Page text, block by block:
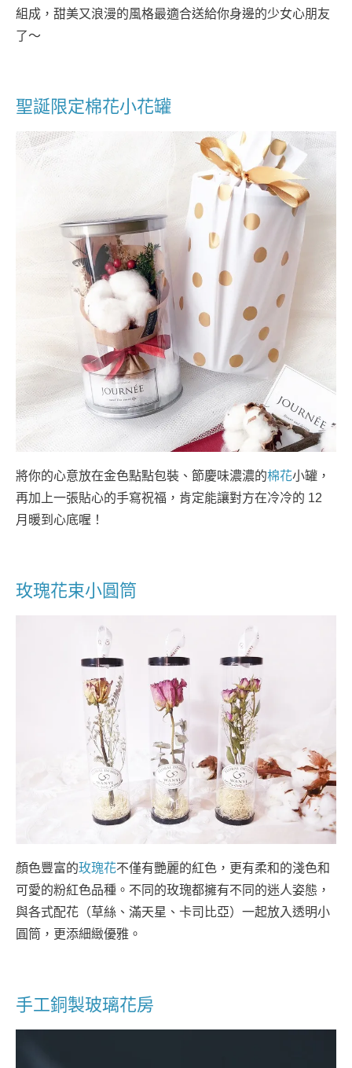
組成，甜美又浪漫的風格最適合送給你身邊的少女心朋友
了～
聖誕限定棉花小花罐
將你的心意放在金色點點包裝、節慶味濃濃的棉花小罐，
再加上一張貼心的手寫祝福，肯定能讓對方在冷冷的 12
月暖到心底喔！
玫瑰花束小圓筒
顏色豐富的玫瑰花不僅有艷麗的紅色，更有柔和的淺色和
可愛的粉紅色品種。不同的玫瑰都擁有不同的迷人姿態，
與各式配花（草絲、滿天星、卡司比亞）一起放入透明小
圓筒，更添細緻優雅。
手工銅製玻璃花房